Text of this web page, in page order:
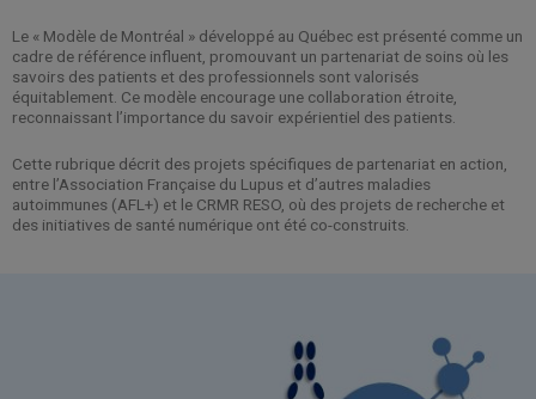
Le « Modèle de Montréal » développé au Québec est présenté comme un
cadre de référence influent, promouvant un partenariat de soins où les
savoirs des patients et des professionnels sont valorisés
équitablement. Ce modèle encourage une collaboration étroite,
reconnaissant l’importance du savoir expérientiel des patients.
Cette rubrique décrit des projets spécifiques de partenariat en action,
entre l’Association Française du Lupus et d’autres maladies
autoimmunes (AFL+) et le CRMR RESO, où des projets de recherche et
des initiatives de santé numérique ont été co-construits.